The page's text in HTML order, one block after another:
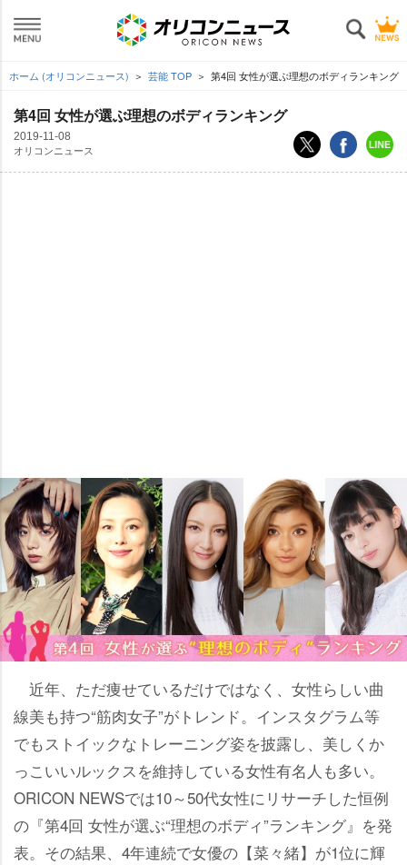
ホーム (オリコンニュース) 芸能 TOP 第4回 女性が選ぶ理想のボディランキング
第4回 女性が選ぶ理想のボディランキング
2019-11-08
オリコンニュース
近年、ただ痩せているだけではなく、女性らしい曲
線美も持つ“筋肉女子”がトレンド。インスタグラム等
でもストイックなトレーニング姿を披露し、美しくか
っこいいルックスを維持している女性有名人も多い。
ORICON NEWSでは10～50代女性にリサーチした恒例
の『第4回 女性が選ぶ“理想のボディ”ランキング』を発
表。その結果、4年連続で女優の【菜々緒】が1位に輝